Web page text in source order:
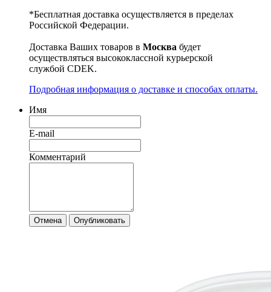
*Бесплатная доставка осуществляется в пределах
Российской Федерации.
Доставка Ваших товаров в Москва будет
осуществляться высококлассной курьерской
службой CDEK.
Подробная информация о доставке и способах оплаты.
Имя
E-mail
Комментарий
Отмена Опубликовать